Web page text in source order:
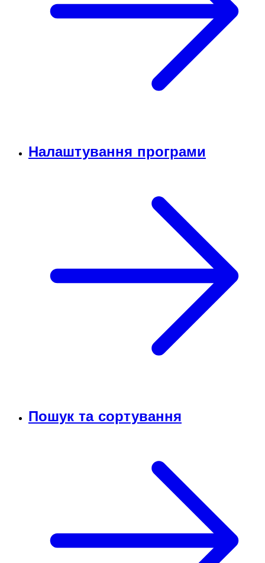
Налаштування програми
Пошук та сортування